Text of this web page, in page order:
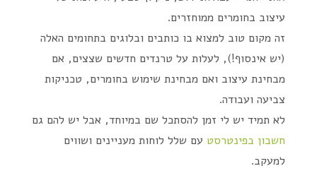
עיצוב בחומרים ממוחזרים.
זה מקום טוב למצוא בו כותבים ובלוגים בתחומים האלה
(יש אינסוף!), לעלות על טרנדים חדשים שצצים, אם
מבחינת עיצוב ואם מבחינת שימוש בחומרים, טכניקות
צביעה ועבודה.
לא תמיד יש לי זמן להסתכל שם במיוחד, אבל יש להם גם
חשבון בפינטרסט עם שלל לוחות מעניינים ושווים
למעקב.